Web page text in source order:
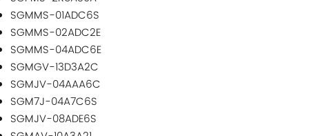
SGMMS-01ADC6S
SGMMS-02ADC2E
SGMMS-04ADC6E
SGMGV-13D3A2C
SGMJV-04AAA6C
SGM7J-04A7C6S
SGMJV-08ADE6S